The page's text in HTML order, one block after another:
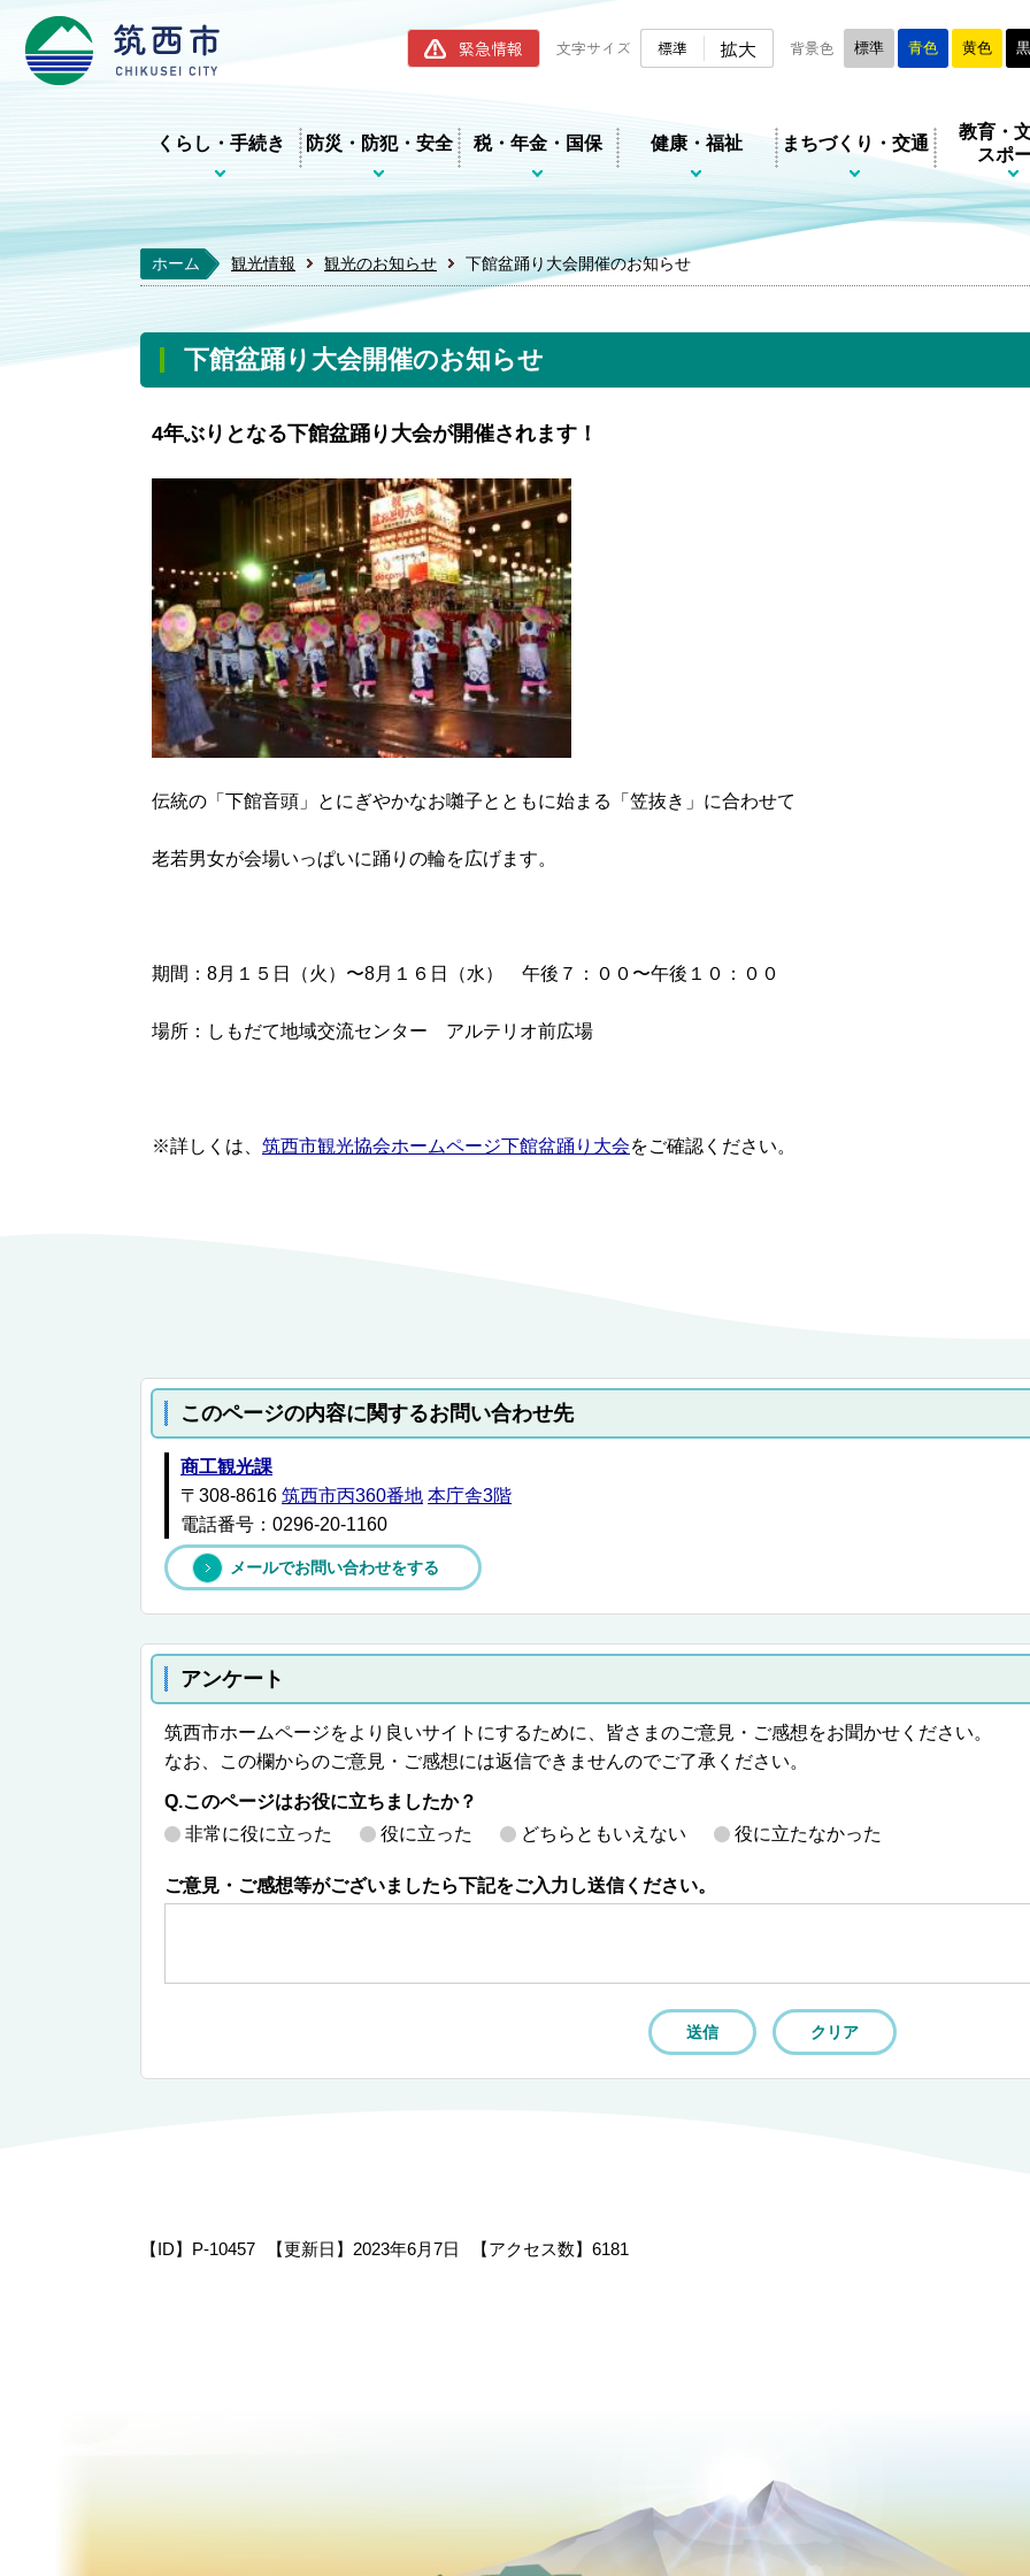
筑西市ホームページ
緊急情報 文字サイズ 標準 拡大 背景色 標準 青色 黄色
くらし・手続き 防災・防犯・安全 税・年金・国保 健康・福祉 まちづくり・交通
教育・
スポ
ホーム 観光情報 観光のお知らせ 下館盆踊り大会開催のお知らせ
下館盆踊り大会開催のお知らせ
4年ぶりとなる下館盆踊り大会が開催されます！
伝統の「下館音頭」とにぎやかなお囃子とともに始まる「笠抜き」に合わせて
老若男女が会場いっぱいに踊りの輪を広げます。
期間：8月１５日（火）〜8月１６日（水） 午後７：００〜午後１０：００
場所：しもだて地域交流センター アルテリオ前広場
※詳しくは、 筑西市観光協会ホームページ下館盆踊り大会をご確認ください。
このページの内容に関するお問い合わせ先
商工観光課
〒308-8616 筑西市丙360番地 本庁舎3階
電話番号：0296-20-1160
メールでお問い合わせをする
アンケート
筑西市ホームページをより良いサイトにするために、皆さまのご意見・ご感想をお聞かせください。
なお、この欄からのご意見・ご感想には返信できませんのでご了承ください。
Q.このページはお役に立ちましたか？
非常に役に立った
役に立った どちらともいえない 役に立たなかった
ご意見・ご感想等がございましたら下記をご入力し送信ください。
【ID】 P-10457 【更新日】 2023年6月7日 【アクセス数】 6181